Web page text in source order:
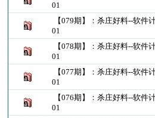
01
【079期】：杀庄好料--软件
01
【078期】：杀庄好料--软件
01
【077期】：杀庄好料--软件
01
【076期】：杀庄好料--软件
01